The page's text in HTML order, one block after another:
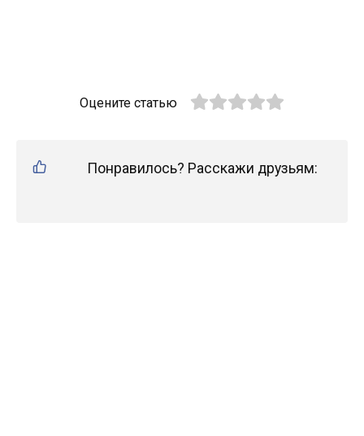
Оцените статью
Понравилось? Расскажи друзьям: